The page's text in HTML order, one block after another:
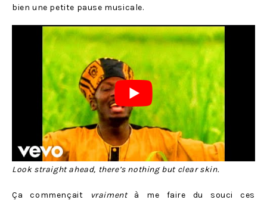
bien une petite pause musicale.
Look straight ahead, there’s nothing but clear skin.
Ça commençait vraimentà me faire du souci ces